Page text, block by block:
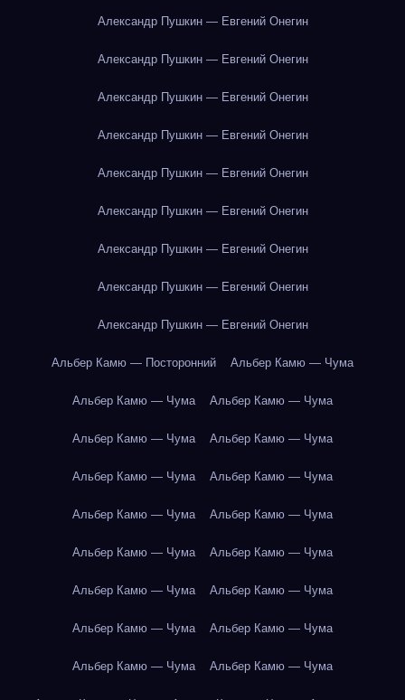
Александр Пушкин — Евгений Онегин
Александр Пушкин — Евгений Онегин
Александр Пушкин — Евгений Онегин
Александр Пушкин — Евгений Онегин
Александр Пушкин — Евгений Онегин
Александр Пушкин — Евгений Онегин
Александр Пушкин — Евгений Онегин
Александр Пушкин — Евгений Онегин
Александр Пушкин — Евгений Онегин
Альбер Камю — Посторонний Альбер Камю — Чума
Альбер Камю — Чума Альбер Камю — Чума
Альбер Камю — Чума Альбер Камю — Чума
Альбер Камю — Чума Альбер Камю — Чума
Альбер Камю — Чума Альбер Камю — Чума
Альбер Камю — Чума Альбер Камю — Чума
Альбер Камю — Чума Альбер Камю — Чума
Альбер Камю — Чума Альбер Камю — Чума
Альбер Камю — Чума Альбер Камю — Чума